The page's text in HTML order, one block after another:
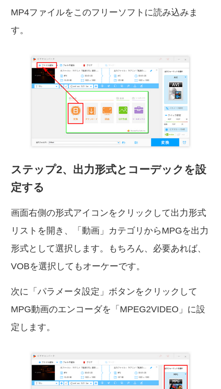
MP4ファイルをこのフリーソフトに読み込みま
す。
ステップ2、出力形式とコーデックを設
定する
画面右側の形式アイコンをクリックして出力形式
リストを開き、「動画」カテゴリからMPGを出力
形式として選択します。もちろん、必要あれば、
VOBを選択してもオーケーです。
次に「パラメータ設定」ボタンをクリックして
MPG動画のエンコーダを「MPEG2VIDEO」に設
定します。